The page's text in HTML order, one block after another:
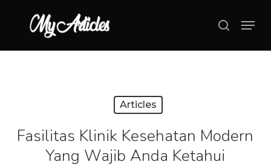
main
search
Menu
Articles
Fasilitas Klinik Kesehatan Modern
Yang Wajib Anda Ketahui